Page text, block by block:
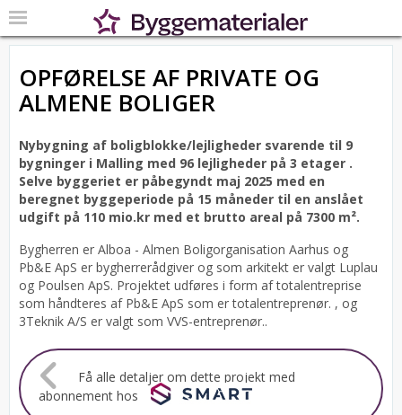
OPFØRELSE AF PRIVATE OG
ALMENE BOLIGER
Nybygning af boligblokke/lejligheder svarende til 9
bygninger i Malling med 96 lejligheder på 3 etager .
Selve byggeriet er påbegyndt maj 2025 med en
beregnet byggeperiode på 15 måneder til en anslået
udgift på 110 mio.kr med et brutto areal på 7300 m².
Bygherren er Alboa - Almen Boligorganisation Aarhus og
Pb&E ApS er bygherrerådgiver og som arkitekt er valgt Luplau
og Poulsen ApS. Projektet udføres i form af totalentreprise
som håndteres af Pb&E ApS som er totalentreprenør. , og
3Teknik A/S er valgt som VVS-entreprenør..
Få alle detaljer om dette projekt med
abonnement hos